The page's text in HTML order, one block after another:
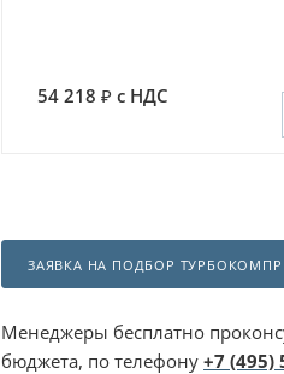
54 218 с НДС
ЗАЯВКА НА ПОДБОР
Менеджеры бесплатно
бюджета, по телефону +7 (495)